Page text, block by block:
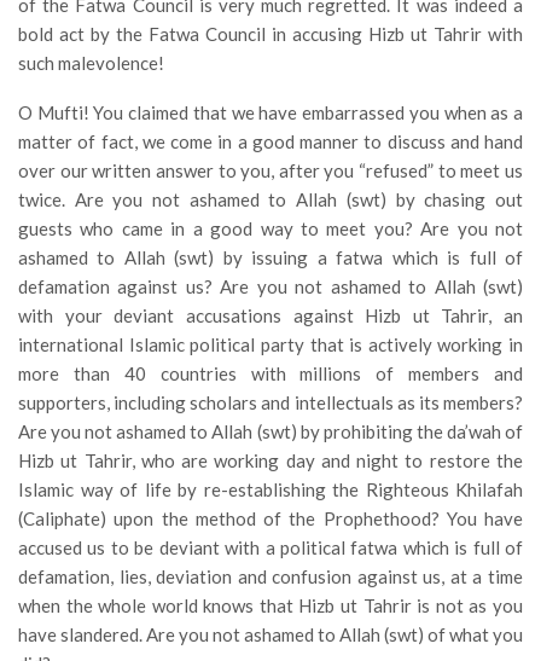
bold act by the Fatwa Council in accusing Hizb ut Tahrir with
such malevolence!
O Mufti! You claimed that we have embarrassed you when as a
matter of fact, we come in a good manner to discuss and hand
over our written answer to you, after you “refused” to meet us
twice. Are you not ashamed to Allah (swt) by chasing out
guests who came in a good way to meet you? Are you not
ashamed to Allah (swt) by issuing a fatwa which is full of
defamation against us? Are you not ashamed to Allah (swt)
with your deviant accusations against Hizb ut Tahrir, an
international Islamic political party that is actively working in
more than 40 countries with millions of members and
supporters, including scholars and intellectuals as its members?
Are you not ashamed to Allah (swt) by prohibiting the da’wah of
Hizb ut Tahrir, who are working day and night to restore the
Islamic way of life by re-establishing the Righteous Khilafah
(Caliphate) upon the method of the Prophethood? You have
accused us to be deviant with a political fatwa which is full of
defamation, lies, deviation and confusion against us, at a time
when the whole world knows that Hizb ut Tahrir is not as you
have slandered. Are you not ashamed to Allah (swt) of what you